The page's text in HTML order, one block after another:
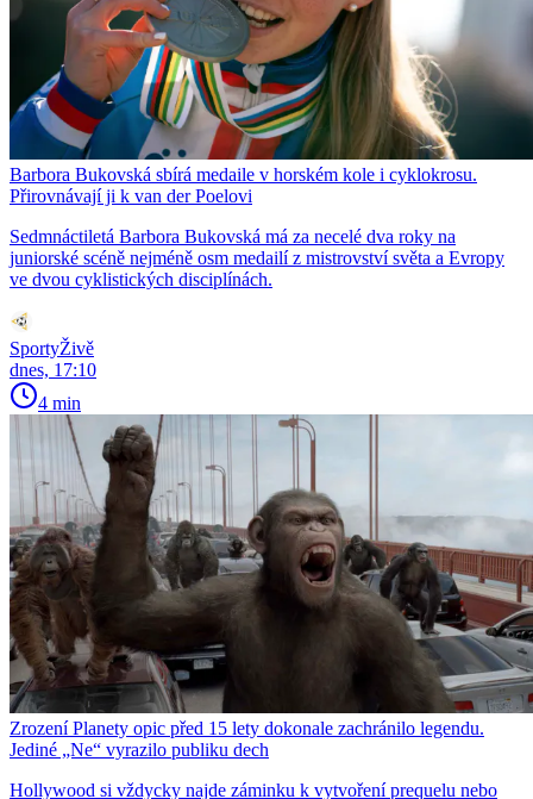
Barbora Bukovská sbírá medaile v horském kole i cyklokrosu.
Přirovnávají ji k van der Poelovi
Sedmnáctiletá Barbora Bukovská má za necelé dva roky na
juniorské scéně nejméně osm medailí z mistrovství světa a Evropy
ve dvou cyklistických disciplínách.
SportyŽivě
dnes, 17:10
4 min
Zrození Planety opic před 15 lety dokonale zachránilo legendu.
Jediné „Ne“ vyrazilo publiku dech
Hollywood si vždycky najde záminku k vytvoření prequelu nebo